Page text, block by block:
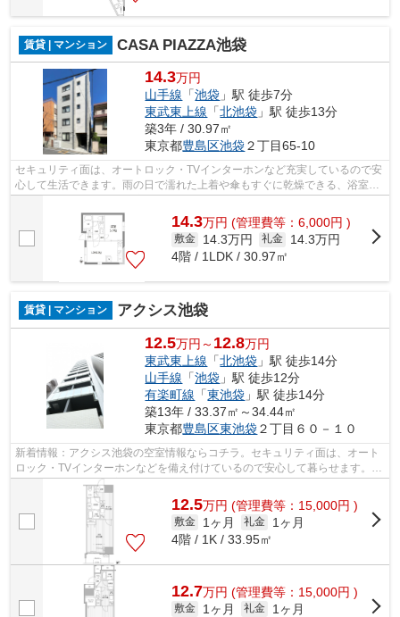
賃貸 | マンション CASA PIAZZA池袋
14.3万円
山手線 「池袋 」駅 徒歩7分
東武東上線 「北池袋 」駅 徒歩13分
築3年 / 30.97㎡
東京都豊島区池袋２丁目65-10
セキュリティ面は、オートロック・TVインターホンなど充実しているので安
心して生活できます。雨の日で濡れた上着や傘もすぐに乾燥できる、浴室乾
14.3万円 (管理費等：6,000円 )
敷金 14.3万円 礼金
14.3万円
4階 / 1LDK / 30.97㎡
賃貸 | マンション アクシス池袋
12.5万円～ 12.8万円
東武東上線 「北池袋 」駅 徒歩14分
山手線 「池袋 」駅 徒歩12分
有楽町線 「東池袋 」駅 徒歩14分
築13年 / 33.37㎡～34.44㎡
東京都豊島区東池袋２丁目６０－１０
新着情報：アクシス池袋の空室情報ならコチラ。セキュリティ面は、オート
ロック・TVインターホンなどを備え付けているので安心して暮らせます。エ
アコン付きなので、室内の温度調整が...
12.5万円 (管理費等：15,000円 )
敷金 1ヶ月 礼金
1ヶ月
4階 / 1K / 33.95㎡
12.7万円 (管理費等：15,000円 )
敷金 1ヶ月 礼金
1ヶ月